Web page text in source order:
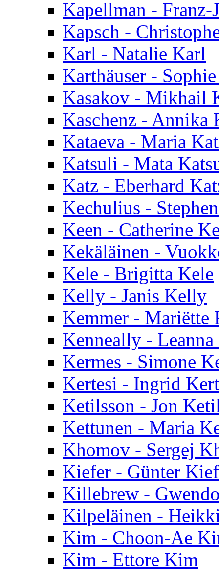
Kapellman - Franz-
Kapsch -
Karl - Natalie Karl
Karthäuser -
Kasakov - Mikhail
Kaschenz - Annika
Kataeva - Maria
Katsuli - Mata
Katz - Eberhard
Kechulius -
Keen - Catherine
Kekäläinen -
Kele - Brigitta Kele
Kelly - Janis Kelly
Kemmer - Mariëtte
Kenneally -
Kermes - Simone
Kertesi - Ingrid
Ketilsson - Jon
Kettunen - Maria
Khomov - Sergej
Kiefer - Günter
Killebrew -
Kilpeläinen -
Kim - Choon-Ae
Kim - Ettore Kim